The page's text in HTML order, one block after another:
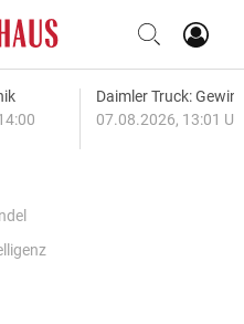
Daimler Truck:
07.08.2026, 13:01